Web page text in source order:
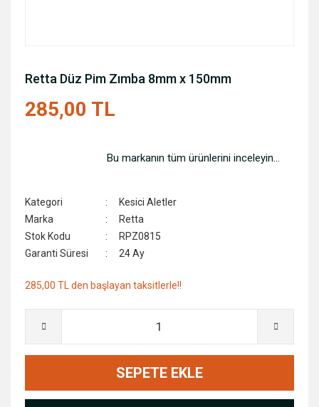
Retta Düz Pim Zımba 8mm x 150mm
285,00 TL
Bu markanın tüm ürünlerini inceleyin...
Kategori
Kesici Aletler
Marka
Retta
Stok Kodu
RPZ0815
Garanti Süresi
24 Ay
285,00 TL den başlayan taksitlerle!!
SEPETE EKLE